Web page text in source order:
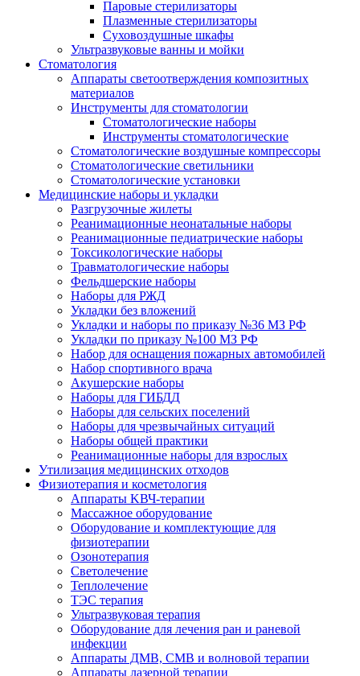
Паровые стерилизаторы
Плазменные стерилизаторы
Суховоздушные шкафы
Ультразвуковые ванны и мойки
Стоматология
Аппараты светоотверждения композитных
материалов
Инструменты для стоматологии
Стоматологические наборы
Инструменты стоматологические
Стоматологические воздушные компрессоры
Стоматологические светильники
Стоматологические установки
Медицинские наборы и укладки
Разгрузочные жилеты
Реанимационные неонатальные наборы
Реанимационные педиатрические наборы
Токсикологические наборы
Травматологические наборы
Фельдшерские наборы
Наборы для РЖД
Укладки без вложений
Укладки и наборы по приказу №36 МЗ РФ
Укладки по приказу №100 МЗ РФ
Набор для оснащения пожарных автомобилей
Набор спортивного врача
Акушерские наборы
Наборы для ГИБДД
Наборы для сельских поселений
Наборы для чрезвычайных ситуаций
Наборы общей практики
Реанимационные наборы для взрослых
Утилизация медицинских отходов
Физиотерапия и косметология
Аппараты KВЧ-терапии
Массажное оборудование
Оборудование и комплектующие для
физиотерапии
Озонотерапия
Светолечение
Теплолечение
ТЭС терапия
Ультразвуковая терапия
Оборудование для лечения ран и раневой
инфекции
Аппараты ДМВ, СМВ и волновой терапии
Аппараты лазерной терапии